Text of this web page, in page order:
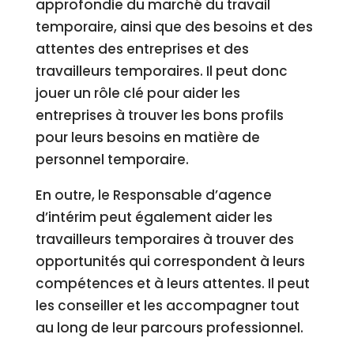
approfondie du marché du travail
temporaire, ainsi que des besoins et des
attentes des entreprises et des
travailleurs temporaires. Il peut donc
jouer un rôle clé pour aider les
entreprises à trouver les bons profils
pour leurs besoins en matière de
personnel temporaire.
En outre, le Responsable d’agence
d’intérim peut également aider les
travailleurs temporaires à trouver des
opportunités qui correspondent à leurs
compétences et à leurs attentes. Il peut
les conseiller et les accompagner tout
au long de leur parcours professionnel.